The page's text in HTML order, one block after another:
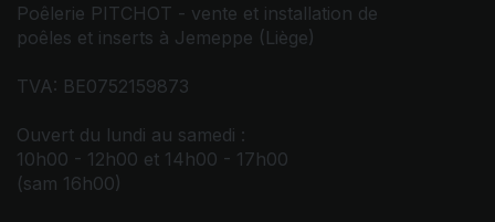
Poêlerie PITCHOT - vente et installation de
poêles et inserts à Jemeppe (Liège)
TVA: BE0752159873
Ouvert du lundi au samedi :
10h00 - 12h00 et 14h00 - 17h00
(sam 16h00)